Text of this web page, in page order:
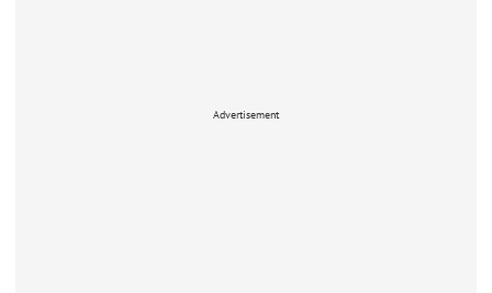
Advertisement